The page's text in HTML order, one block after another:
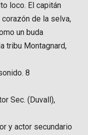
loco. El capitán
de la selva,
un buda
tribu Montagnard,
8
Sec. (Duvall),
y actor secundario